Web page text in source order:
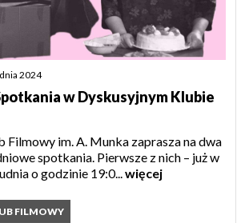
2024
w Dyskusyjnym Klubie
Filmowy im. A. Munka zaprasza na dwa
spotkania. Pierwsze z nich – już w
o godzinie 19:0... więcej
FILMOWY